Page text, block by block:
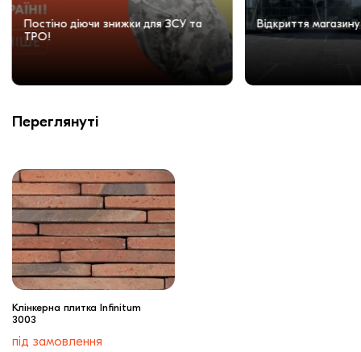
Постіно діючи знижки для ЗСУ та
ТРО!
Відкриття магазину
Переглянуті
Клінкерна плитка Infinitum
3003
під замовлення